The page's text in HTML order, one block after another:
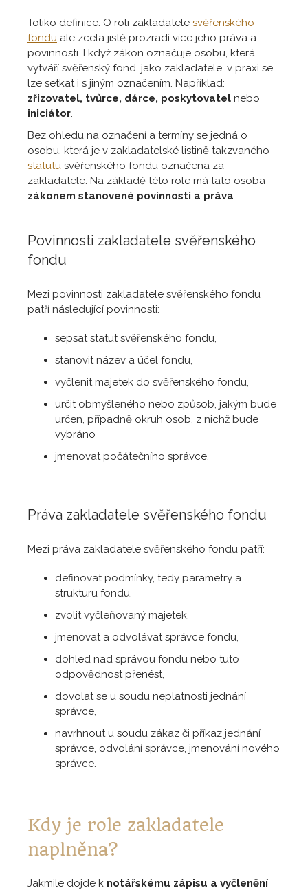
Toliko definice. O roli zakladatele svěřenského
fondu ale zcela jistě prozradí více jeho práva a
povinnosti. I když zákon označuje osobu, která
vytváří svěřenský fond, jako zakladatele, v praxi se
lze setkat i s jiným označením. Například:
zřizovatel, tvůrce, dárce, poskytovatel nebo
iniciátor.
Bez ohledu na označení a termíny se jedná o
osobu, která je v zakladatelské listině takzvaného
statutu svěřenského fondu označena za
zakladatele. Na základě této role má tato osoba
zákonem stanovené povinnosti a práva.
Povinnosti zakladatele svěřenského
fondu
Mezi povinnosti zakladatele svěřenského fondu
patří následující povinnosti:
sepsat statut svěřenského fondu,
stanovit název a účel fondu,
vyčlenit majetek do svěřenského fondu,
určit obmyšleného nebo způsob, jakým bude
určen, případně okruh osob, z nichž bude
vybráno
jmenovat počátečního správce.
Práva zakladatele svěřenského fondu
Mezi práva zakladatele svěřenského fondu patří:
definovat podmínky, tedy parametry a
strukturu fondu,
zvolit vyčleňovaný majetek,
jmenovat a odvolávat správce fondu,
dohled nad správou fondu nebo tuto
odpovědnost přenést,
dovolat se u soudu neplatnosti jednání
správce,
navrhnout u soudu zákaz či příkaz jednání
správce, odvolání správce, jmenování nového
správce.
Kdy je role zakladatele
naplněna?
Jakmile dojde k notářskému zápisu a vyčlenění